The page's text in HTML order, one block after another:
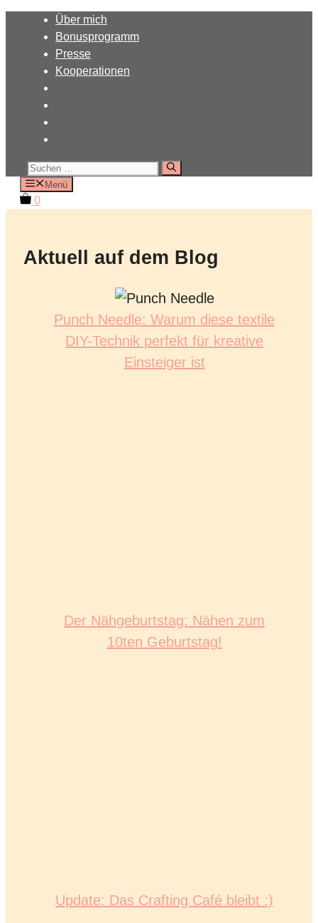
springen
Über mich
Bonusprogramm
Presse
Kooperationen
Suchen
nach:Menü
0
Aktuell auf dem Blog
Punch Needle: Warum diese textile
DIY-Technik perfekt für kreative
Einsteiger ist
Der Nähgeburtstag: Nähen zum
10ten Geburtstag!
Update: Das Crafting Café bleibt :)